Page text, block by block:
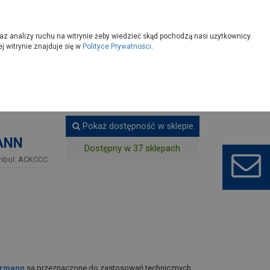
ACKCCC
Pokaż dostępność w sklepie
Dostępny w 37 sklepach
są przeznaczone do zastosowań technicznych
analizy ruchu na witrynie żeby wiedzieć skąd pochodzą nasi użytkownicy.
witrynie znajduje się w Polityce Prywatności.